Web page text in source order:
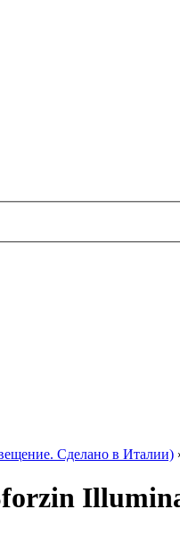
Сделано в Италии)